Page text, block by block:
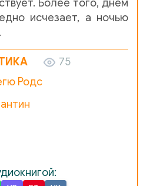
Более того, днем
исчезает, а ночью
75
Родс